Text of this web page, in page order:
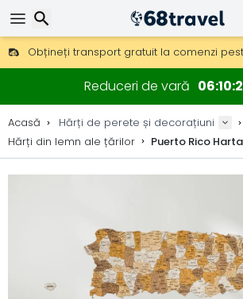
Obțineți transport gratuit la comenzi
DHL Express peste noapte, de asemenea,
30 zile pentru retur, 90 zile pentru hărți
Reduceri de vară 06 10
Acasă
Hărți de perete și decorațiuni
Hărți din lemn ale țărilor
Puerto Rico
Căutare
Căutare